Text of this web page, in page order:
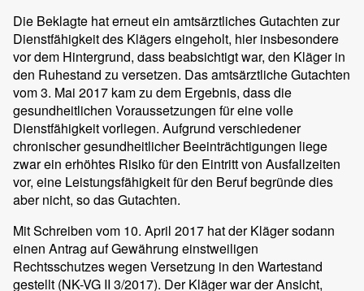
Die Beklagte hat erneut ein amtsärztliches Gutachten zur
Dienstfähigkeit des Klägers eingeholt, hier insbesondere
vor dem Hintergrund, dass beabsichtigt war, den Kläger in
den Ruhestand zu versetzen. Das amtsärztliche Gutachten
vom 3. Mai 2017 kam zu dem Ergebnis, dass die
gesundheitlichen Voraussetzungen für eine volle
Dienstfähigkeit vorliegen. Aufgrund verschiedener
chronischer gesundheitlicher Beeinträchtigungen liege
zwar ein erhöhtes Risiko für den Eintritt von Ausfallzeiten
vor, eine Leistungsfähigkeit für den Beruf begründe dies
aber nicht, so das Gutachten.
Mit Schreiben vom 10. April 2017 hat der Kläger sodann
einen Antrag auf Gewährung einstweiligen
Rechtsschutzes wegen Versetzung in den Wartestand
gestellt (NK-VG II 3/2017). Der Kläger war der Ansicht,